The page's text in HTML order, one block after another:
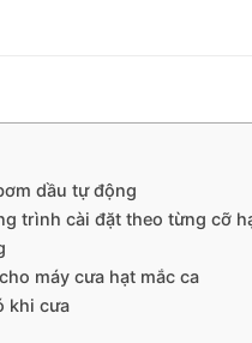
dầu tự động
trình cài đặt theo từng cỡ
máy cưa hạt mắc ca
khi cưa